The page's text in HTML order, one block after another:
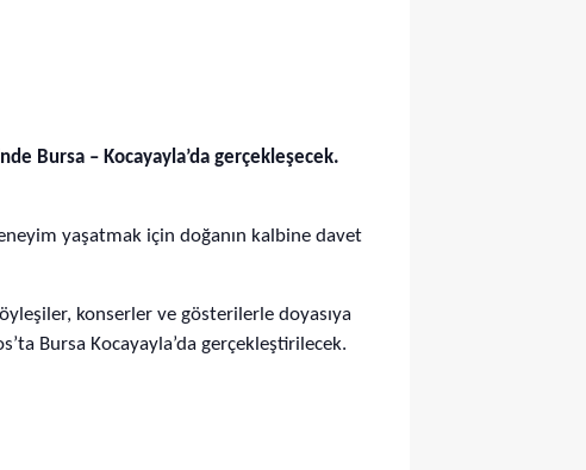
Bursa – Kocayayla’da gerçekleşecek.
yaşatmak için doğanın kalbine davet
konserler ve gösterilerle doyasıya
Bursa Kocayayla’da gerçekleştirilecek.